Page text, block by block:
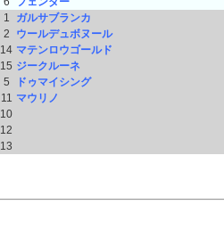
1
ガルサブランカ
2
ウールデュボヌール
14 マテンロウゴールド
15 ジークルーネ
5
ドゥマイシング
11 マウリノ
10
12
13